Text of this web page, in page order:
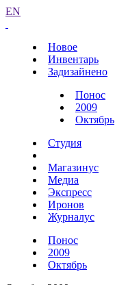
EN
Новое
Инвентарь
Задизайнено
Понос
2009
Октябрь
Студия
Магазинус
Медиа
Экспресс
Иронов
Журналус
Понос
2009
Октябрь